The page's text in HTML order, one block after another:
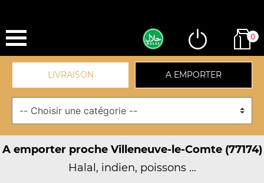
0
LIVRAISON A EMPORTER
A emporter proche Villeneuve-le-Comte (77174)
Halal, indien, poissons ...